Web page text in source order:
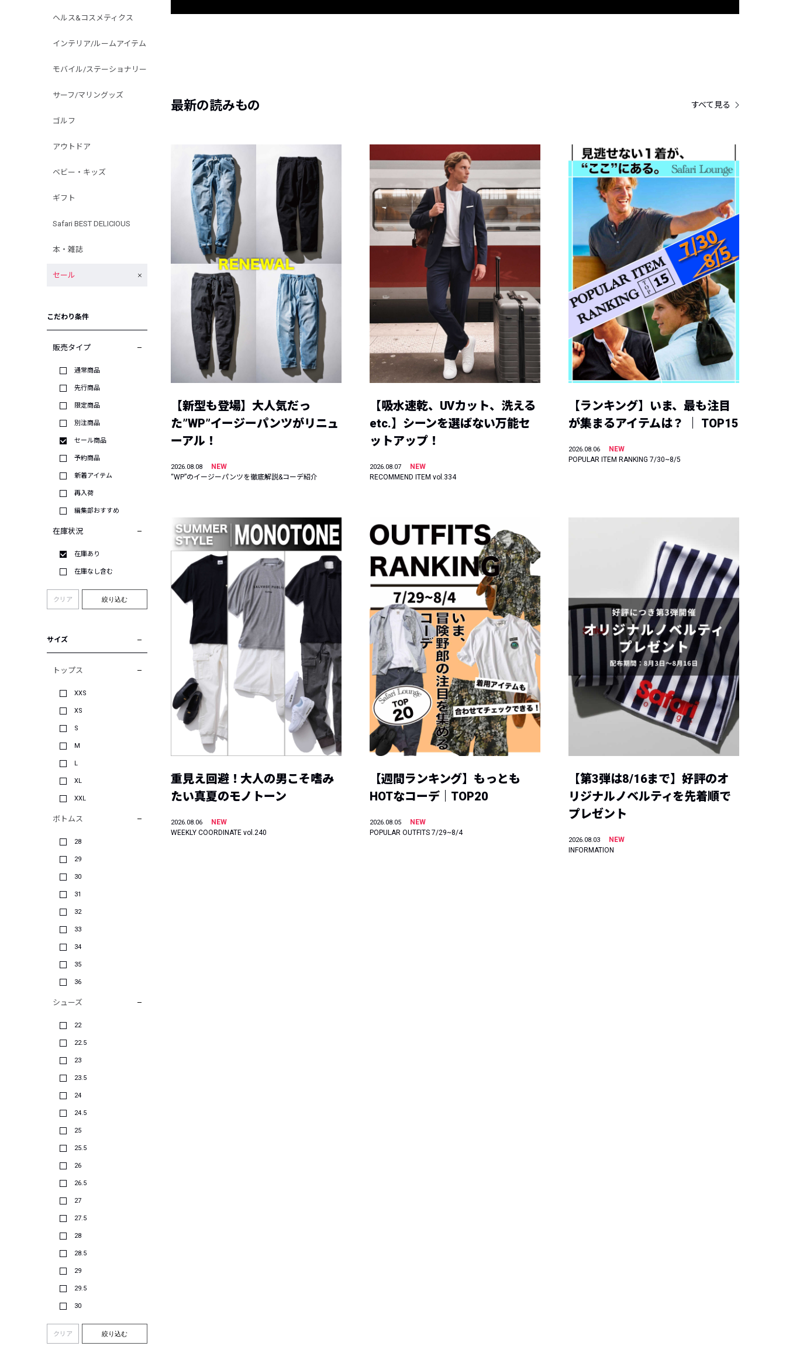
ヘルス&コスメティクス
インテリア/ルームアイテム
モバイル/ステーショナリー
サーフ/マリングッズ
ゴルフ
アウトドア
ベビー・キッズ
ギフト
Safari BEST DELICIOUS
本・雑誌
セール
こだわり条件
販売タイプ
通常商品
先行商品
限定商品
別注商品
セール商品
予約商品
新着アイテム
再入荷
編集部おすすめ
在庫状況
在庫あり
在庫なし含む
クリア 絞り込む
サイズ
トップス
XXS
XS
S
M
L
XL
XXL
ボトムス
28
29
30
31
32
33
34
35
36
シューズ
22
22.5
23
23.5
24
24.5
25
25.5
26
26.5
27
27.5
28
28.5
29
29.5
30
クリア 絞り込む
最新の読みもの すべて見る
【新型も登場】大人気だっ
た”WP”イージーパンツがリニュ
ーアル！
2026.08.08
NEW
“WP”のイージーパンツを徹底解説&コーデ紹介
【吸水速乾、UVカット、洗える
etc.】シーンを選ばない万能セ
ットアップ！
2026.08.07
NEW
RECOMMEND ITEM vol.334
【ランキング】いま、最も注目
が集まるアイテムは？ ｜ TOP15
2026.08.06
NEW
POPULAR ITEM RANKING 7/30~8/5
重見え回避！大人の男こそ嗜み
たい真夏のモノトーン
2026.08.06
NEW
WEEKLY COORDINATE vol.240
【週間ランキング】もっとも
HOTなコーデ｜TOP20
2026.08.05
NEW
POPULAR OUTFITS 7/29~8/4
【第3弾は8/16まで】好評のオ
リジナルノベルティを先着順で
プレゼント
2026.08.03
NEW
INFORMATION